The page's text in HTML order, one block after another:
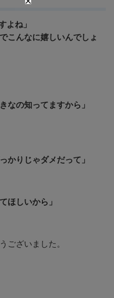
よね」
こんなに嬉しいんでしょ
なの知ってますから」
かりじゃダメだって」
ほしいから」
ございました。